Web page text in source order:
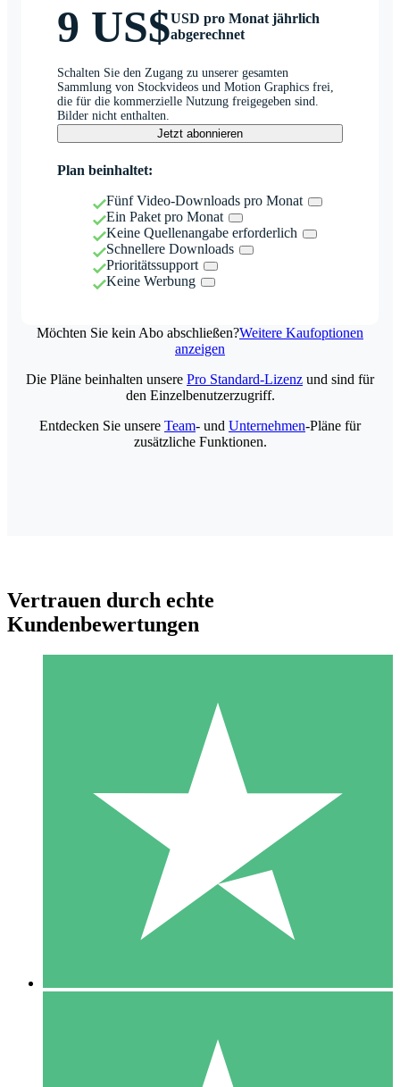
9 US$USD pro Monat jährlich
abgerechnet
Schalten Sie den Zugang zu unserer gesamten
Sammlung von Stockvideos und Motion Graphics frei,
die für die kommerzielle Nutzung freigegeben sind.
Bilder nicht enthalten.
Jetzt abonnieren
Plan beinhaltet:
Fünf Video-Downloads pro Monat
Ein Paket pro Monat
Keine Quellenangabe erforderlich
Schnellere Downloads
Prioritätssupport
Keine Werbung
Möchten Sie kein Abo abschließen?Weitere Kaufoptionen
anzeigen
Individuelle Credit-Pakete
Zahlen Sie nach Bedarf mit Download-Credits. Keine
monatliche Verpflichtung erforderlich.
10 00
10 Downloads
20 00
Die Pläne beinhalten unsere Pro Standard-Lizenz und sind für
den Einzelbenutzerzugriff.
Entdecken Sie unsere Team- und Unternehmen-Pläne für
zusätzliche Funktionen.
Vertrauen durch echte
Kundenbewertungen